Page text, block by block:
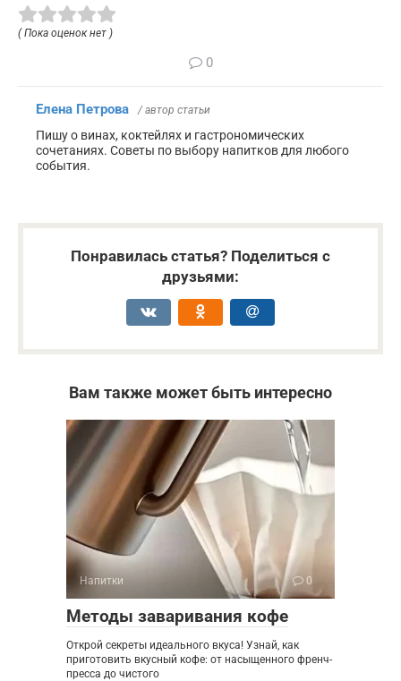
( Пока оценок нет )
0
Елена Петрова / автор статьи
Пишу о винах, коктейлях и гастрономических
сочетаниях. Советы по выбору напитков для любого
события.
Понравилась статья? Поделиться с
друзьями:
Вам также может быть интересно
Напитки 0
Методы заваривания кофе
Открой секреты идеального вкуса! Узнай, как
приготовить вкусный кофе: от насыщенного френч-
пресса до чистого